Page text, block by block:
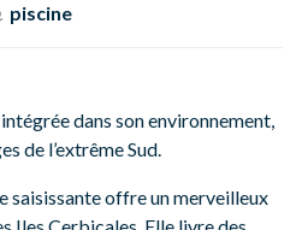
piscine
dans son environnement,
de l’extrême Sud.
saisissante offre un merveilleux